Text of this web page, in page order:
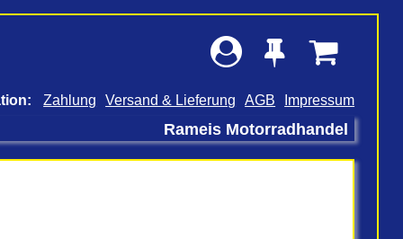
Zahlung Versand & Lieferung AGB Impressum
Rameis Motorradhandel